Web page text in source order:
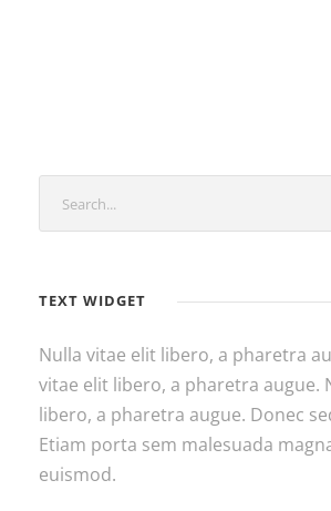
TEXT WIDGET
Nulla vitae elit libero, a pharetra
vitae elit libero, a pharetra augue.
libero, a pharetra augue. Donec
Etiam porta sem malesuada
euismod.